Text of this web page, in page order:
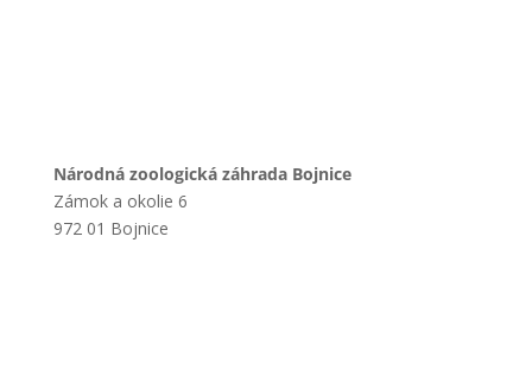
Národná zoologická záhrada Bojnice
Zámok a okolie 6
972 01 Bojnice